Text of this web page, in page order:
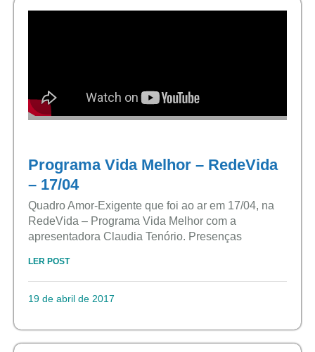
Programa Vida Melhor – RedeVida
– 17/04
Quadro Amor-Exigente que foi ao ar em 17/04, na
RedeVida – Programa Vida Melhor com a
apresentadora Claudia Tenório. Presenças
LER POST
19 de abril de 2017